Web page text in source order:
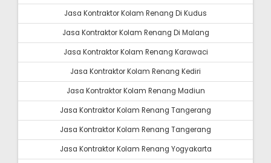
Jasa Kontraktor Kolam Renang Di Kudus
Jasa Kontraktor Kolam Renang Di Malang
Jasa Kontraktor Kolam Renang Karawaci
Jasa Kontraktor Kolam Renang Kediri
Jasa Kontraktor Kolam Renang Madiun
Jasa Kontraktor Kolam Renang Tangerang
Jasa Kontraktor Kolam Renang Tangerang
Jasa Kontraktor Kolam Renang Yogyakarta